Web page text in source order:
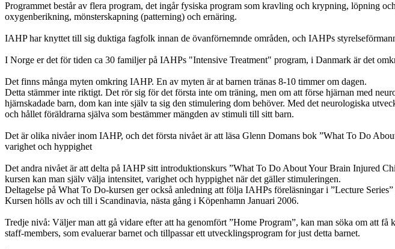
Programmet består av flera program, det ingår fysiska program som kravling och krypning, löpning
oxygenberikning, mönsterskapning (patterning) och ernäring.
IAHP har knyttet till sig duktiga fagfolk innan de övanförnemnde områden, och IAHPs
I Norge er det för tiden ca 30 familjer på IAHPs "Intensive Treatment" program, i Danmark är det
Det finns många myten omkring IAHP. En av myten är at barnen tränas 8-10 timmer om dagen.
Detta stämmer inte riktigt. Det rör sig för det första inte om träning, men om att förse hjärnan med
hjärnskadade barn, dom kan inte själv ta sig den stimulering dom behöver. Med det neurologiska
och hållet föräldrarna själva som bestämmer mängden av stimuli till sitt barn.
Det är olika nivåer inom IAHP, och det första nivået är att läsa Glenn Domans bok ”What To Do
varighet och hyppighet
Det andra nivået är att delta på IAHP sitt introduktionskurs ”What To Do About Your Brain Injured
kursen kan man själv välja intensitet, varighet och hyppighet när det gäller stimuleringen.
Deltagelse på What To Do-kursen ger också anledning att följa IAHPs föreläsningar i ”Lecture
Kursen hölls av och till i Scandinavia, nästa gång i Köpenhamn Januari 2006.
Tredje nivå: Väljer man att gå vidare efter att ha genomfört ”Home Program”, kan man söka om att
staff-members, som evaluerar barnet och tillpassar ett utvecklingsprogram for just detta barnet.